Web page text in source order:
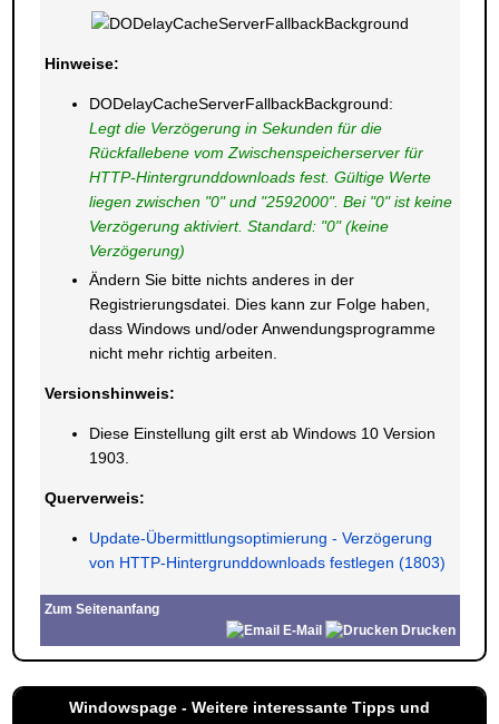
Hinweise:
DODelayCacheServerFallbackBackground:
Legt die Verzögerung in Sekunden für die
Rückfallebene vom Zwischenspeicherserver für
HTTP-Hintergrunddownloads fest. Gültige Werte
liegen zwischen "0" und "2592000". Bei "0" ist keine
Verzögerung aktiviert. Standard: "0" (keine
Verzögerung)
Ändern Sie bitte nichts anderes in der
Registrierungsdatei. Dies kann zur Folge haben,
dass Windows und/oder Anwendungsprogramme
nicht mehr richtig arbeiten.
Versionshinweis:
Diese Einstellung gilt erst ab Windows 10 Version
1903.
Querverweis:
Update-Übermittlungsoptimierung - Verzögerung
von HTTP-Hintergrunddownloads festlegen (1803)
Zum Seitenanfang
E-Mail
Drucken
Windowspage - Weitere interessante Tipps und